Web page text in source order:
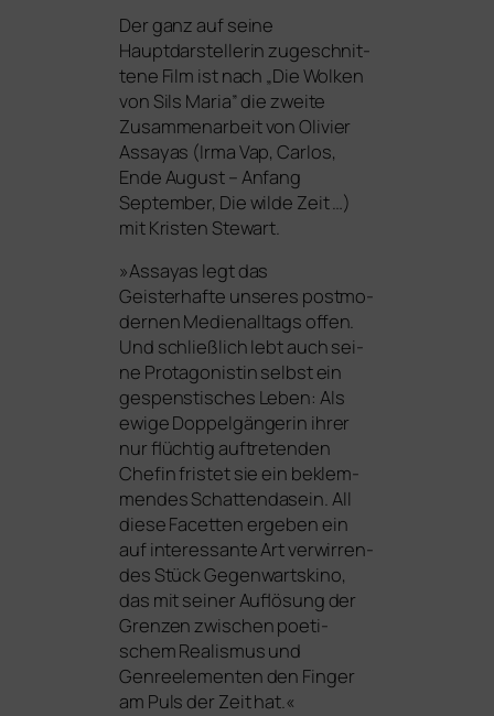
Der ganz auf sei­ne
Hauptdarstellerin zuge­schnit­
te­ne Film ist nach „Die Wolken
von Sils Maria” die zwei­te
Zusammenarbeit von Olivier
Assayas (Irma Vap, Carlos,
Ende August – Anfang
September, Die wil­de Zeit…)
mit Kristen Stewart.
»Assayas legt das
Geisterhafte unse­res post­mo­
der­nen Medienalltags offen.
Und schließ­lich lebt auch sei­
ne Protagonistin selbst ein
gespens­ti­sches Leben: Als
ewi­ge Doppelgängerin ihrer
nur flüch­tig auf­tre­ten­den
Chefin fris­tet sie ein beklem­
men­des Schattendasein. All
die­se Facetten erge­ben ein
auf inter­es­san­te Art ver­wir­ren­
des Stück Gegenwartskino,
das mit sei­ner Auflösung der
Grenzen zwi­schen poe­ti­
schem Realismus und
Genreelementen den Finger
am Puls der Zeit hat.«